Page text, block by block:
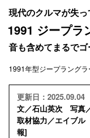
現代のクルマが失
1991 ジープラ
音も含めてまるで
1991年型ジープラングラ
更新日：2025.09.04
文／石山英次 写真
取材協力／エイブ
報]